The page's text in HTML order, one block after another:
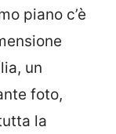
piano c’è
un
foto,
la